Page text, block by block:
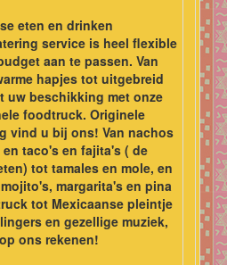
eten en drinken
service is heel flexible
aan te passen. Van
hapjes tot uitgebreid
uw beschikking met onze
foodtruck. Originele
vind u bij ons! Van nachos
taco's en fajita's ( de
tot tamales en mole, en
margarita's en pina
tot Mexicaanse pleintje
en gezellige muziek,
ons rekenen!